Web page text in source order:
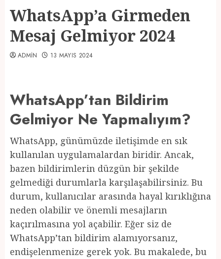
WhatsApp’a Girmeden
Mesaj Gelmiyor 2024
ADMIN 13 MAYIS 2024
WhatsApp’tan Bildirim
Gelmiyor Ne Yapmalıyım?
WhatsApp, günümüzde iletişimde en sık
kullanılan uygulamalardan biridir. Ancak,
bazen bildirimlerin düzgün bir şekilde
gelmediği durumlarla karşılaşabilirsiniz. Bu
durum, kullanıcılar arasında hayal kırıklığına
neden olabilir ve önemli mesajların
kaçırılmasına yol açabilir. Eğer siz de
WhatsApp’tan bildirim alamıyorsanız,
endişelenmenize gerek yok. Bu makalede, bu